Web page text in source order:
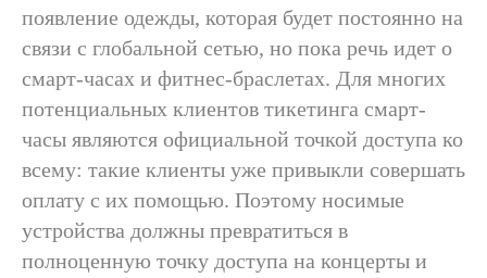
появление одежды, которая будет постоянно на
связи с глобальной сетью, но пока речь идет о
смарт-часах и фитнес-браслетах. Для многих
потенциальных клиентов тикетинга смарт-
часы являются официальной точкой доступа ко
всему: такие клиенты уже привыкли совершать
оплату с их помощью. Поэтому носимые
устройства должны превратиться в
полноценную точку доступа на концерты и